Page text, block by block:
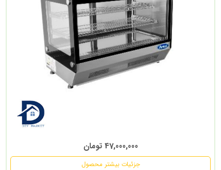
47,000,000 تومان
جزئیات بیشتر محصول